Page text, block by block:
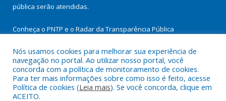
pública serão atendidas.
Conheça o PNTP e o Radar da Transparência Pública
Todos os direitos reservados a Prefeitura Municipal de
Cachoeira do Arari.
Nós usamos cookies para melhorar sua experiência de
navegação no portal. Ao utilizar nosso portal, você
concorda com a política de monitoramento de cookies.
Para ter mais informações sobre como isso é feito, acesse
Política de cookies (Leia mais). Se você concorda, clique em
ACEITO.